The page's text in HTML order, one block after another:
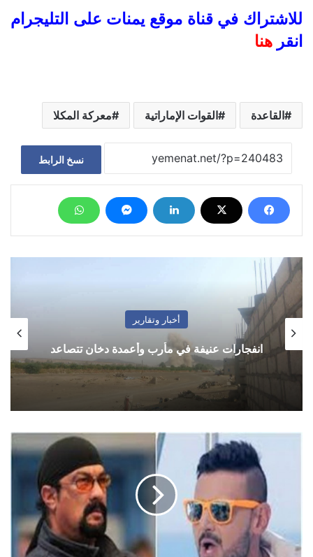
للاشتراك في قناة موقع يمنات على التليجرام
انقر هنا
القاعدة القوات الإماراتية معركة المكلا
نسخ الرابط
أخبار وتقارير
انفجارات عنيفة في مأرب وأعمدة دخان تتصاعد
للضرب